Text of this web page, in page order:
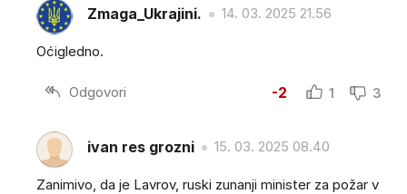
Zmaga_Ukrajini. 14. 03. 2025 21.56
Oćigledno.
Odgovori -2 1 3
ivan res grozni 15. 03. 2025 08.40
Zanimivo, da je Lavrov, ruski zunanji minister za požar v